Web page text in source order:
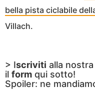
bella pista ciclabile
Villach.
> Iscriviti alla nostra
il form qui sotto!
Spoiler: ne